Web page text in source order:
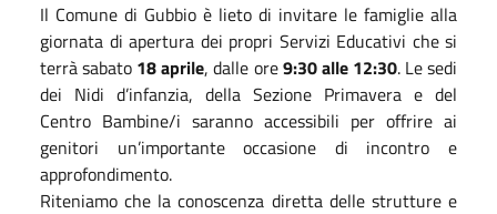
Il Comune di Gubbio è lieto di invitare le famiglie alla
giornata di apertura dei propri Servizi Educativi che si
terrà sabato 18 aprile, dalle ore9:30 alle 12:30. Le sedi
dei Nidi d’infanzia, della Sezione Primavera e del
Centro Bambine/i saranno accessibili per offrire ai
genitori un’importante occasione di incontro e
approfondimento.
Riteniamo che la conoscenza diretta delle strutture e